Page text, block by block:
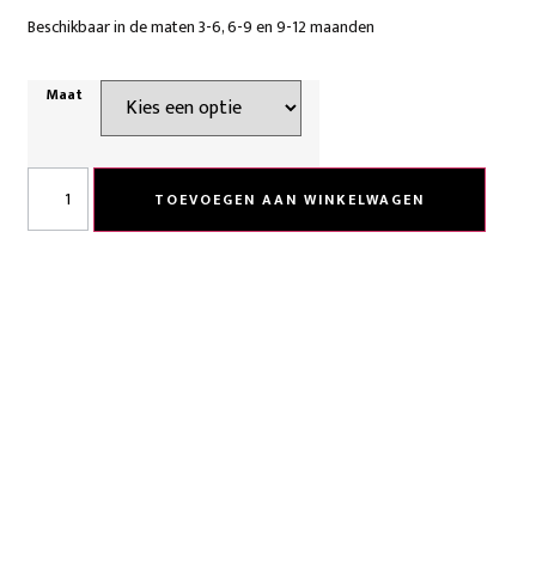
Beschikbaar in de maten 3-6, 6-9 en 9-12 maanden
Maat
TOEVOEGEN AAN WINKELWAGEN